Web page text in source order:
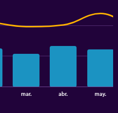
mar. abr. may.